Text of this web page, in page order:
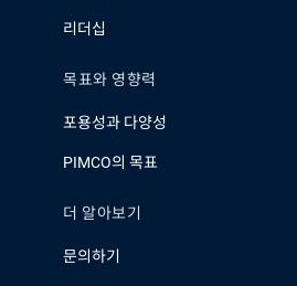
리더십
목표와 영향력
포용성과 다양성
PIMCO의 목표
더 알아보기
문의하기